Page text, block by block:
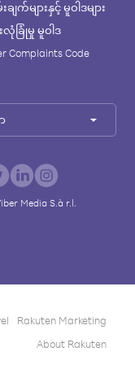
ျက်များနှင့် မူဝါဒများ
ခြုံမှု မူဝါဒ
Complaints Code
Media S.à r.l.
Rakuten Marketing
About Rakuten